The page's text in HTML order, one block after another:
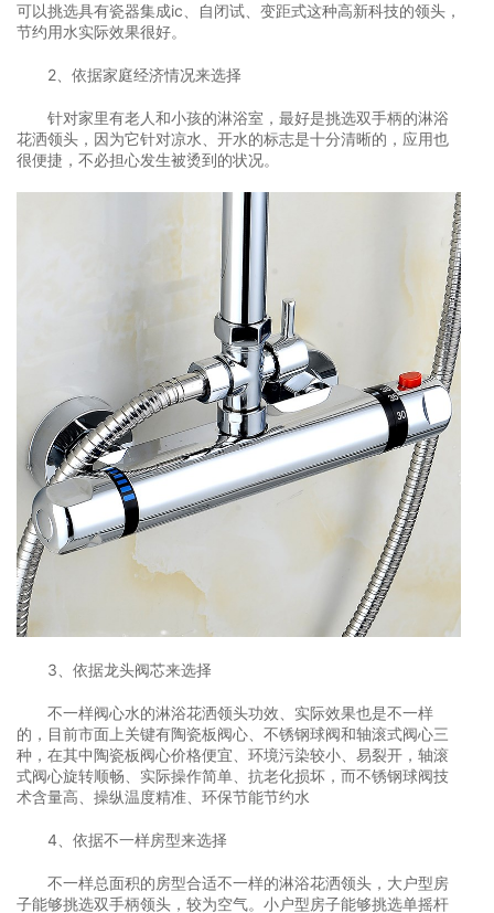
可以挑选具有瓷器集成ic、自闭试、变距式这种高新科技的领头，
节约用水实际效果很好。
2、依据家庭经济情况来选择
针对家里有老人和小孩的淋浴室，最好是挑选双手柄的淋浴
花洒领头，因为它针对凉水、开水的标志是十分清晰的，应用也
很便捷，不必担心发生被烫到的状况。
3、依据龙头阀芯来选择
不一样阀心水的淋浴花洒领头功效、实际效果也是不一样
的，目前市面上关键有陶瓷板阀心、不锈钢球阀和轴滚式阀心三
种，在其中陶瓷板阀心价格便宜、环境污染较小、易裂开，轴滚
式阀心旋转顺畅、实际操作简单、抗老化损坏，而不锈钢球阀技
术含量高、操纵温度精准、环保节能节约水
4、依据不一样房型来选择
不一样总面积的房型合适不一样的淋浴花洒领头，大户型房
子能够挑选双手柄领头，较为空气。小户型房子能够挑选单摇杆